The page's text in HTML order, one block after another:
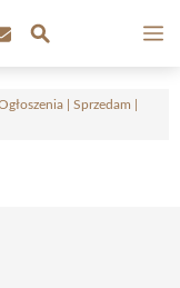
| Sprzedam |